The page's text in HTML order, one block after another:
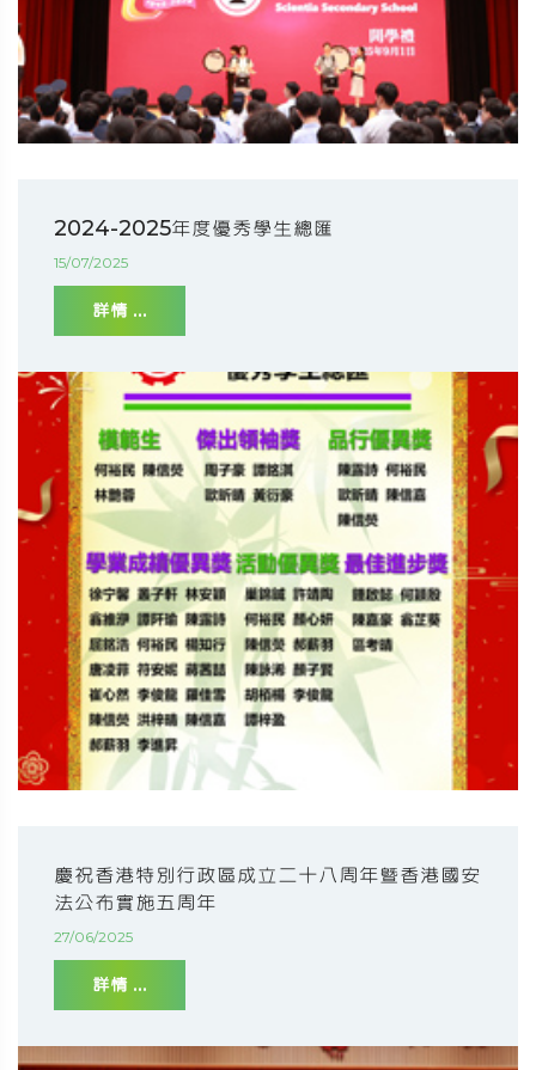
2024-2025年度優秀學生總匯
15/07/2025
詳情 ...
慶祝香港特別行政區成立二十八周年暨香港國安
法公布實施五周年
27/06/2025
詳情 ...